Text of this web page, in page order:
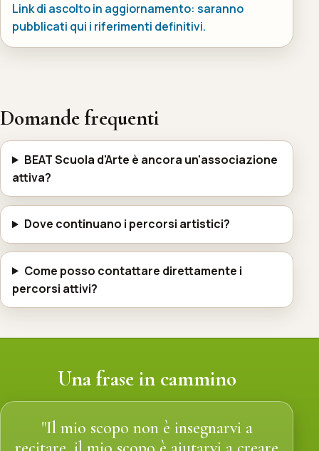
Link di ascolto in aggiornamento: saranno
pubblicati qui i riferimenti definitivi.
Domande frequenti
BEAT Scuola d'Arte è ancora un'associazione
attiva?
Dove continuano i percorsi artistici?
Come posso contattare direttamente i
percorsi attivi?
Una frase in cammino
"Il mio scopo non è insegnarvi a